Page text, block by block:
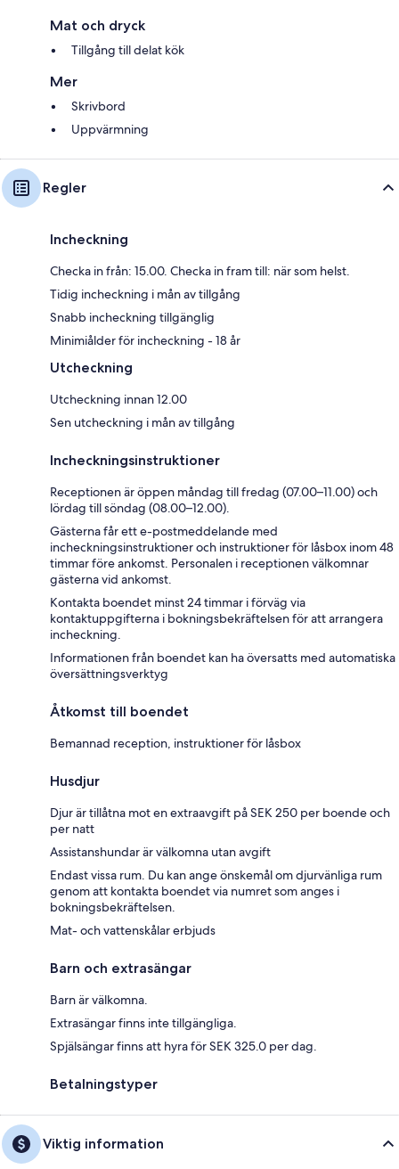
Mat och dryck
Tillgång till delat kök
Mer
Skrivbord
Uppvärmning
Regler
Incheckning
Checka in från: 15.00. Checka in fram till: när som helst.
Tidig incheckning i mån av tillgång
Snabb incheckning tillgänglig
Minimiålder för incheckning - 18 år
Utcheckning
Utcheckning innan 12.00
Sen utcheckning i mån av tillgång
Incheckningsinstruktioner
Receptionen är öppen måndag till fredag (07.00–11.00) och
lördag till söndag (08.00–12.00).
Gästerna får ett e-postmeddelande med
incheckningsinstruktioner och instruktioner för låsbox inom 48
timmar före ankomst. Personalen i receptionen välkomnar
gästerna vid ankomst.
Kontakta boendet minst 24 timmar i förväg via
kontaktuppgifterna i bokningsbekräftelsen för att arrangera
incheckning.
Informationen från boendet kan ha översatts med automatiska
översättningsverktyg
Åtkomst till boendet
Bemannad reception, instruktioner för låsbox
Husdjur
Djur är tillåtna mot en extraavgift på SEK 250 per boende och
per natt
Assistanshundar är välkomna utan avgift
Endast vissa rum. Du kan ange önskemål om djurvänliga rum
genom att kontakta boendet via numret som anges i
bokningsbekräftelsen.
Mat- och vattenskålar erbjuds
Barn och extrasängar
Barn är välkomna.
Extrasängar finns inte tillgängliga.
Spjälsängar finns att hyra för SEK 325.0 per dag.
Betalningstyper
Viktig information